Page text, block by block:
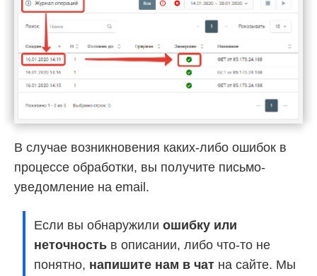
В случае возникновения каких-либо ошибок в
процессе обработки, вы получите письмо-
уведомление на email.
Если вы обнаружили ошибку или
неточность в описании, либо что-то не
понятно, напишите нам в чат на сайте. Мы